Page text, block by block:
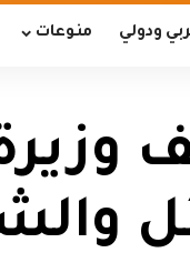
ودولي منوعات